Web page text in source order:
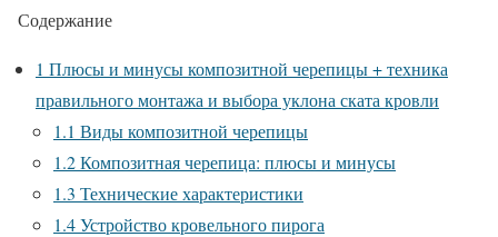
Содержание
1 Плюсы и минусы композитной черепицы + техника
правильного монтажа и выбора уклона ската кровли
1.1 Виды композитной черепицы
1.2Композитная черепица: плюсы и минусы
1.3 Технические характеристики
1.4Устройство кровельного пирога